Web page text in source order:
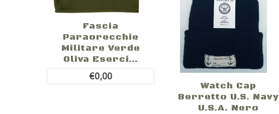
Fascia
Paraorecchie
Militare Verde
Oliva Eserci...
€0,00
Watch Cap
Berretto U.S. Navy
U.S.A. Nero